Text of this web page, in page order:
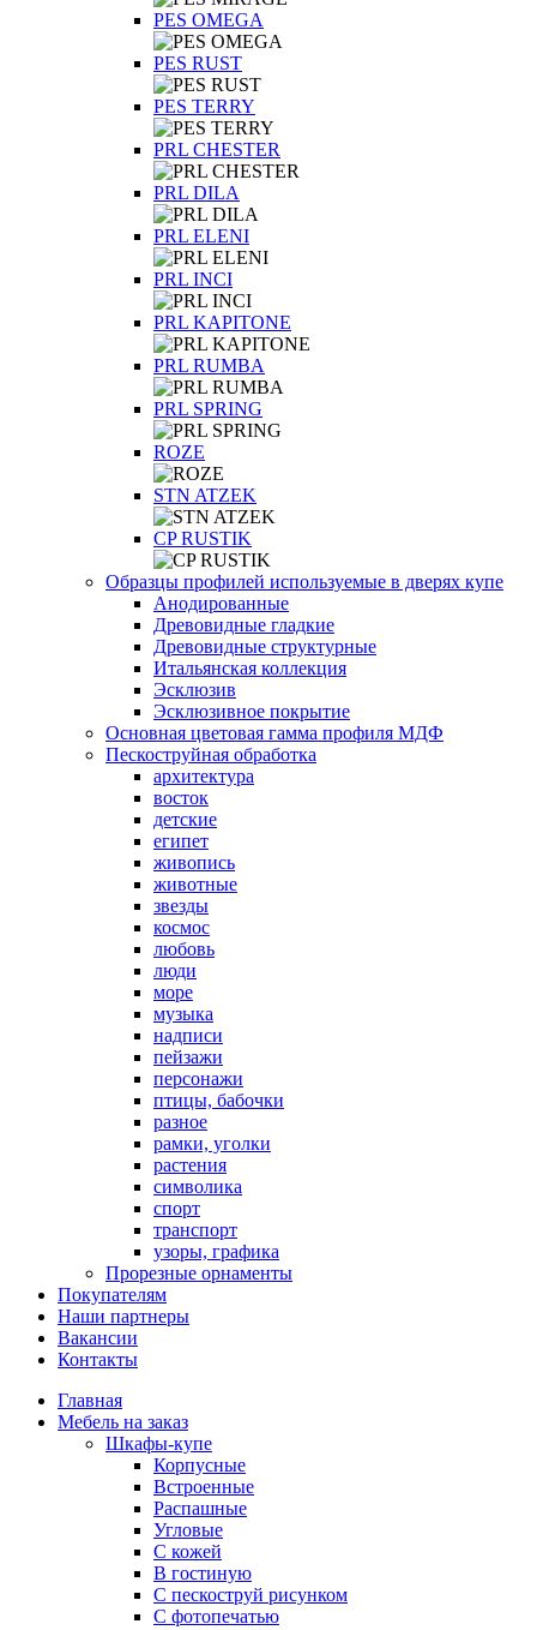
PES OMEGA
PES RUST
PES TERRY
PRL CHESTER
PRL DILA
PRL ELENI
PRL INCI
PRL KAPITONE
PRL RUMBA
PRL SPRING
ROZE
STN ATZEK
СP RUSTIK
Образцы профилей используемые в дверях купе
Анодированные
Древовидные гладкие
Древовидные структурные
Итальянская коллекция
Эсклюзив
Эсклюзивное покрытие
Основная цветовая гамма профиля МДФ
Пескоструйная обработка
архитектура
восток
детские
египет
живопись
животные
звезды
космос
любовь
люди
море
музыка
надписи
пейзажи
персонажи
птицы, бабочки
разное
рамки, уголки
растения
символика
спорт
транспорт
узоры, графика
Прорезные орнаменты
Покупателям
Наши партнеры
Вакансии
Контакты
Главная
Мебель на заказ
Шкафы-купе
Корпусные
Встроенные
Распашные
Угловые
С кожей
В гостиную
С пескоструй рисунком
С фотопечатью